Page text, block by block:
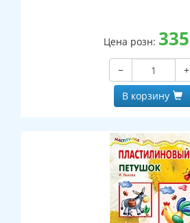
Цена розн: 335
−
+
В корзину